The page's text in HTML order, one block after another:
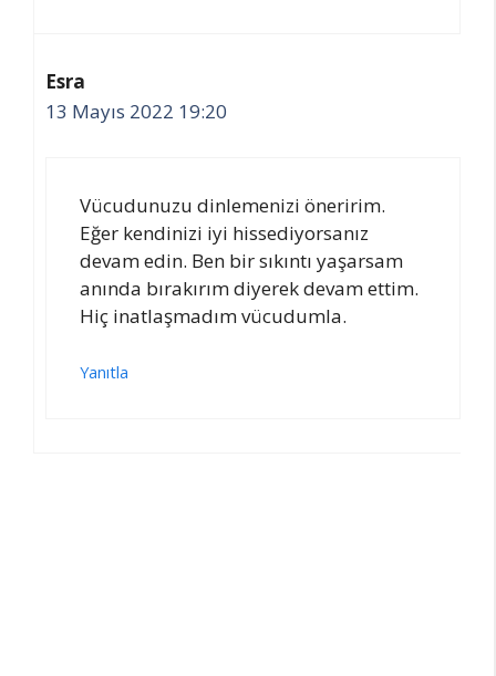
Esra
13 Mayıs 2022 19:20
Vücudunuzu dinlemenizi öneririm.
Eğer kendinizi iyi hissediyorsanız
devam edin. Ben bir sıkıntı yaşarsam
anında bırakırım diyerek devam ettim.
Hiç inatlaşmadım vücudumla.
Yanıtla